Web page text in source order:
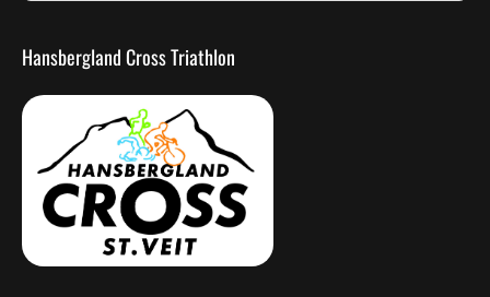
Hansbergland Cross Triathlon